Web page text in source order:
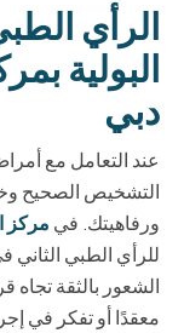
الرأي
البولية
دبي
عند التعامل مع
التشخيص الصحيح
ورفاهيتك. في مركز
للرأي الطبي
الشعور بالثقة تجاه
معقدًا أو تفكر في